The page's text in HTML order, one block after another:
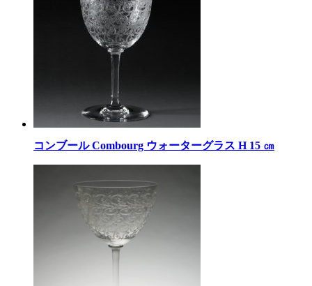
コンブール Combourg ウォーターグラス H 15 ㎝